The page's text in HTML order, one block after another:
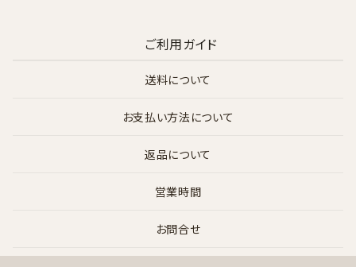
ご利用ガイド
送料について
お支払い方法について
返品について
営業時間
お問合せ